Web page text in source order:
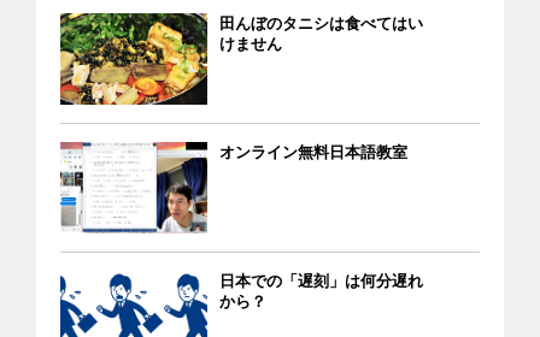
求められ、カードを見せると受け取ることができました。そ
して、私の在留期間は１年間だけなのに、発行してくれたク
レジットカードの有効期限はなんと５年間もありました。
GTNに感謝、感謝！ [iconpress id="local_1803" title="external
link" style="color:#525252; font-size:22px;" ] GTNモバイルにつ
いて [iconpress id="local_1803" title="external link"
style="color:#525252; font-size:22px;" ] GTNエポスカードの申
し込みページ 楽天カードとAmazonカードもゲット！ 楽天カ
いと、よく言われてきました。しかし、そのポリシーが変化
したようです。ある日、楽天市場（大きな通販サイト）で買
い物をするとき、楽天のクレジットカードを作れば、「5000
ような人間は信頼できず、相手を尊重できない人格だとみな
されてしまうのです。特に、採用面接や顧客との最初の面談
など重要な機会で遅刻をしてしまうと、その後の結果に深刻
の“時間厳守”とは時間通りに約束の場所に着くことではな
く、“少なくとも10分前に到着すべきこと”と理解した方がよ
いでしょう。その“10分前到着”を確実なものにするために、
待ち合わせ場所までの電車などの時刻を調べた上で、道中で
を組んでおきたいものです。 しかし、それでも遅れそうにな
った場合、どのように対処すればよいでしょうか。遅刻の可
労働・雇用・生活・就職・在留資格などに関する問題 岐阜一
般労働組合 第2外国人支部 ＝甄凱（けんかい）支部長：090・
8496・9668（日本語） ＝技能実習生、正社員、派遣労働者
などあらゆる外国人労働者の労働や雇用、在留資格に関する
活・医療・健康に関するホットライン：050-6874-8385 在仙
台ベトナム人協会（SenTVA） 茨城県ベトナム人協会 ベトナ
ム語の通じる相談窓口（主要都市） 全国の主要都市にあるベ
トナム語の通じる主な相談窓口を紹介します。 ■東京都 外国
人在留支援センター（FRESC） ＝あらゆる外国人の生活・労
働・雇用・就職・在留資格などあらゆる分野の相談 ＝FRESC
会話中に長いアイコンタクトをすると、“変な意味”にとられて
しまう可能性があります。 日本人は相手を真っすぐ見つめて
話すことが苦手 日本には「相手の顔を長く見つめると失礼に
あたる」という文化（感性）があります。もちろん、日本人
も相手の顔を見て話すのですが、目だけをじっと見続けるこ
とは少なく、「ネクタイの結び目」や「額の真ん中あたり」
などに目線を置くことが多いのです。そして、あまり長く目
を見つめると、「攻撃的」と感じられてしまうケースもあり
なことになる可能性もあります。実際には恋愛感情がなくて
も、じっと見つめて話すと、相手の女性に気があると受け取
田んぼのタニシは食べてはい
けません
オンライン無料日本語教室
日本での「遅刻」は何分遅れ
から？